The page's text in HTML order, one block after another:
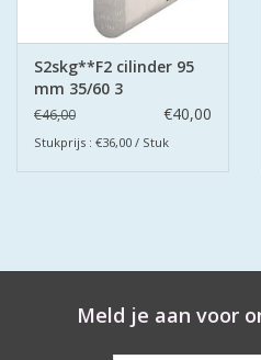
S2skg**F2 cilinder 95
mm 35/60 3
keersleutels
€46,00 €40,00
Stukprijs : €36,00 / Stuk
Meld je aan voor